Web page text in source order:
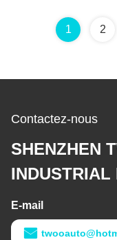
1 2
Contactez-nous
SHENZHEN
INDUSTRIAL
E-mail